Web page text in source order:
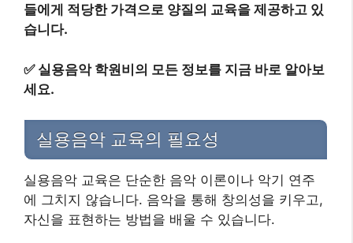
들에게 적당한 가격으로 양질의 교육을 제공하고 있
습니다.
✅ 실용음악 학원비의 모든 정보를 지금 바로 알아보
세요.
실용음악 교육의 필요성
실용음악 교육은 단순한 음악 이론이나 악기 연주
에 그치지 않습니다. 음악을 통해 창의성을 키우고,
자신을 표현하는 방법을 배울 수 있습니다.